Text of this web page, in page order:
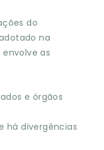
do
na
as
e órgãos
há divergências